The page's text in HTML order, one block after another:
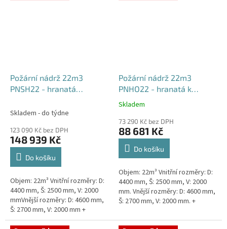
Požární nádrž 22m3
PNSH22 - hranatá
Skladem - do týdne
123 090 Kč bez DPH
148 939 Kč
Do košíku
Objem: 22m³ Vnitřní rozměry: D:
4400 mm, Š: 2500 mm, V: 2000
mmVnější rozměry: D: 4600 mm,
Š: 2700 mm, V: 2000 mm +
komínek Běžná doba dodání 2-3
Požární nádrž 22m3
PNHO22 - hranatá k
obetonování
Průměrné
produktu
je
5,0
hvězdiček.
Skladem
73 290 Kč bez DPH
88 681 Kč
Do košíku
Objem: 22m³ Vnitřní rozměry: D:
4400 mm, Š: 2500 mm, V: 2000
mm. Vnější rozměry: D: 4600 mm,
Š: 2700 mm, V: 2000 mm. +
týdny od objednávky....